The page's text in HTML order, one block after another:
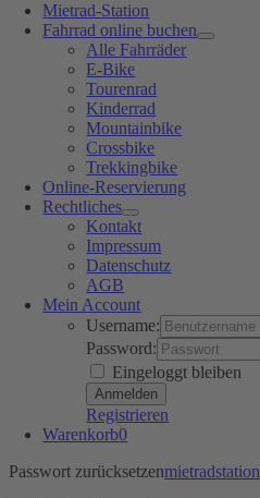
Mietrad-Station
Fahrrad online buchen
Alle Fahrräder
E-Bike
Tourenrad
Kinderrad
Mountainbike
Crossbike
Trekkingbike
Online-Reservierung
Rechtliches
Kontakt
Impressum
Datenschutz
AGB
Mein Account
Username:
Password:
Eingeloggt bleiben
Registrieren
Warenkorb0
Passwort zurücksetzenmietradstation